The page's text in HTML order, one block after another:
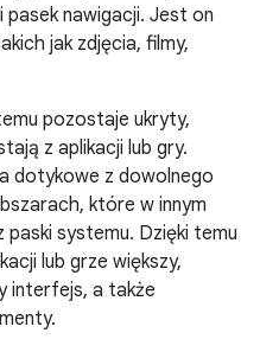
pasek nawigacji. Jest on
jak zdjęcia, filmy,
pozostaje ukryty,
z aplikacji lub gry.
dotykowe z dowolnego
które w innym
paski systemu. Dzięki temu
lub grze większy,
interfejs, a także